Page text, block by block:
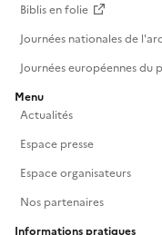
Biblis en folie
Journées nationales de
Journées européennes du
Menu
Actualités
Espace presse
Espace organisateurs
Nos partenaires
Informations pratiques